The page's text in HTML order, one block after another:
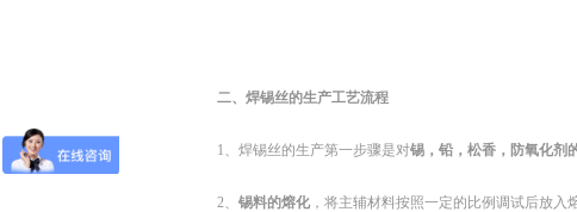
二、焊锡丝的生产工艺流程
1、焊锡丝的生产第一步骤是对锡，铅，松香，防氧化剂
2、 锡料的熔化，将主辅材料按照一定的比例调试后放入